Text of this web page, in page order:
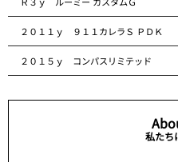
２０１１ｙ ９１１カレラＳ ＰＤＫ
２０１５ｙ コンパスリミテッド
私たち